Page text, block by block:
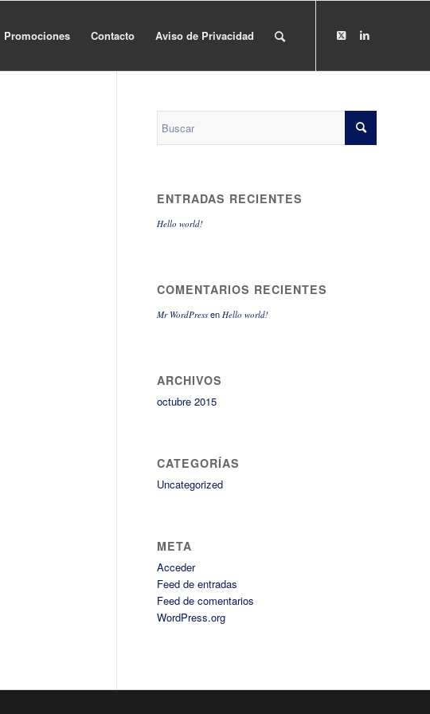
Promociones Contacto Aviso de Privacidad
ENTRADAS RECIENTES
Hello world!
COMENTARIOS RECIENTES
Mr WordPress enHello world!
ARCHIVOS
octubre 2015
CATEGORÍAS
Uncategorized
META
Acceder
Feed de entradas
Feed de comentarios
WordPress.org